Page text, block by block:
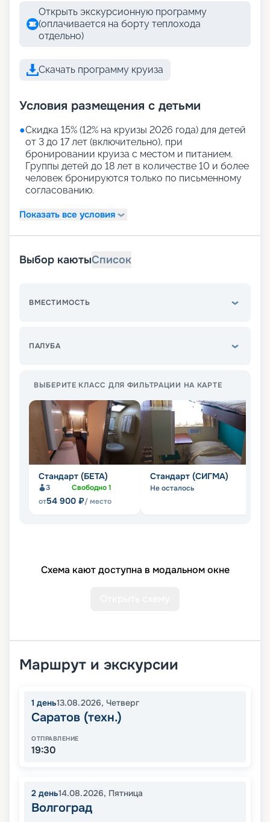
Открыть экскурсионную программу
(оплачивается на борту теплохода
отдельно)
Скачать программу круиза
Условия размещения с детьми
●Скидка 15% (12% на круизы 2026 года) для детей
от 3 до 17 лет (включительно), при
бронировании круиза с местом и питанием.
Группы детей до 18 лет в количестве 10 и более
человек бронируются только по письменному
согласованию.
Показать все условия
Выбор каютыСписок
ВМЕСТИМОСТЬ
ПАЛУБА
ВЫБЕРИТЕ КЛАСС ДЛЯ ФИЛЬТРАЦИИ НА КАРТЕ
Стандарт (БЕТА)
3 Свободно1
от54 900 ₽/ место
Стандарт (СИГМА)
Не осталось
Схема кают доступна в модальном окне
Маршрут и экскурсии
1 день13.08.2026, Четверг
Саратов (техн.)
ОТПРАВЛЕНИЕ
19:30
2 день14.08.2026, Пятница
Волгоград